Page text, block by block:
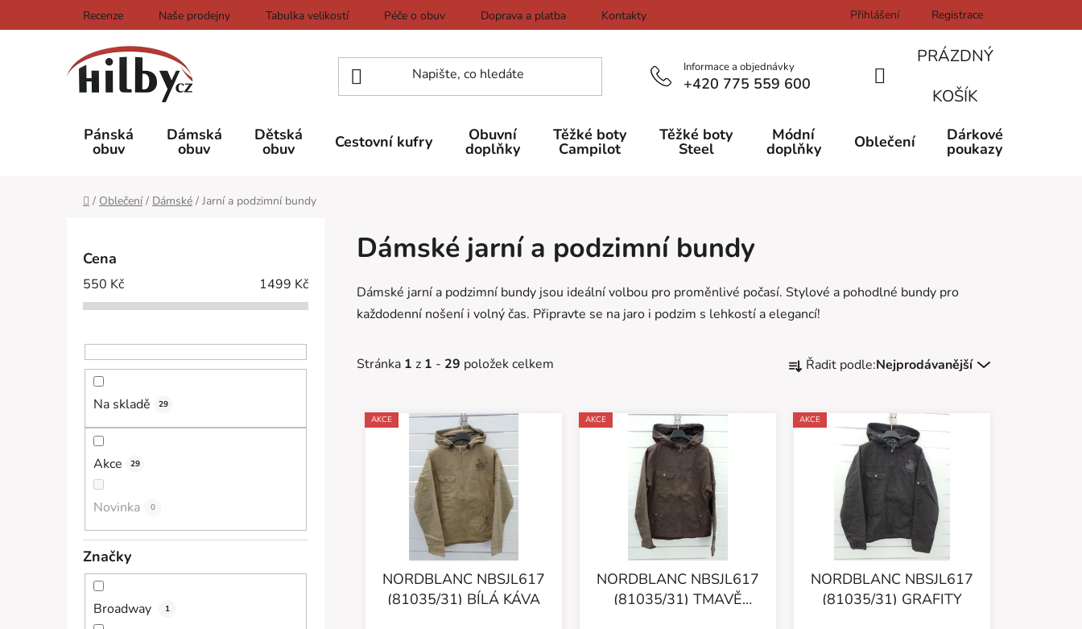
na
Recenze Naše prodejny Tabulka velikostí Péče o obuv Doprava a platba Kontakty Přihlášení Registrace
Informace a objednávky
+420 775 559 600
NÁKUPNÍ
KOŠÍK
PRÁZDNÝ
KOŠÍK
Pánská
obuv
Dámská
obuv
Dětská
obuv Cestovní kufry Obuvní
doplňky
Těžké boty
Campilot
Těžké boty
Steel
Módní
doplňky Oblečení Dárkové
poukazy
Domů
/ Oblečení / Dámské / Jarní a podzimní bundy
Cena
550 Kč 1499 Kč
Na skladě 29
Akce 29
Novinka 0
Značky
Broadway 1
Dámské jarní a podzimní bundy
Dámské jarní a podzimní bundy jsou ideální volbou pro proměnlivé počasí. Stylové a pohodlné bundy pro
každodenní nošení i volný čas. Připravte se na jaro i podzim s lehkostí a elegancí!
Stránka 1 z 1 - 29 položek celkem
a
e
n
Řadit podle:Nejprodávanější
V
ý
AKCE
NORDBLANC NBSJL617
(81035/31) BÍLÁ KÁVA
AKCE
NORDBLANC NBSJL617
(81035/31) TMAVĚ
AKCE
NORDBLANC NBSJL617
(81035/31) GRAFITY